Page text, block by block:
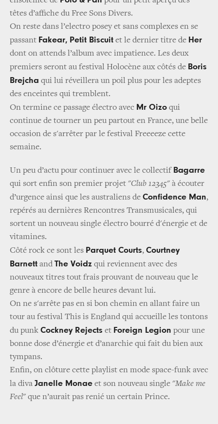
têtes d’affiche du Free Sons Divers.
On reste dans l’electro posey et sans complexes en se
passant Fakear, Petit Biscuit et le dernier titre de Her
dont on attends l’album avec impatience. Les deux
premiers seront au festival Holocène aux côtés de Boris
Brejcha qui lui réveillera un poil plus pour les adeptes
des enceintes qui tremblent.
On termine ce passage électro avec Mr Oizo qui
continue de tourner un peu partout en France, une belle
occasion de s'arrêter par le festival Freeeeze cette
semaine.
Un peu d’actu pour continuer avec le collectif Bagarre
qui sort enfin son premier projet "Club 12345" à écouter
d’urgence ainsi que les australiens de Confidence Man,
repérés au dernières Rencontres Transmusicales, qui
sortent un nouveau single électro bourré d'énergie et de
vitamines.
Côté rock ce sont les Parquet Courts, Courtney
Barnett and The Voidz qui reviennent avec des
nouveaux titres tout frais prouvant de nouveau que le
genre à encore de belle heures devant lui.
On ne s'arrête pas en si bon chemin en allant faire un
tour au festival This is England qui accueille les tontons
du punk Cockney Rejects et Foreign Legion pour une
bonne dose d’énergie et d’anarchie qui fait du bien aux
tympans.
Enfin, on clôture cette playlist en mode space-funk avec
la diva Janelle Monae et son nouveau single "Make me
Feel" que n’aurait pas renié un certain Prince.